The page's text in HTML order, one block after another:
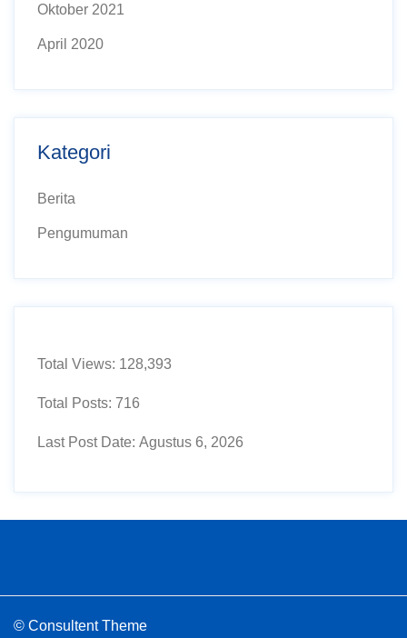
Oktober 2021
April 2020
Kategori
Berita
Pengumuman
Total Views: 128,393
Total Posts: 716
Last Post Date: Agustus 6, 2026
© Consultent Theme